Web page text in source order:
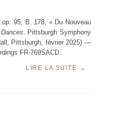
95, B. 178, « Du Nouveau
. Pittsburgh Symphony
Pittsburgh, février 2025) —
FR-769SACD.
LIRE LA SUITE →